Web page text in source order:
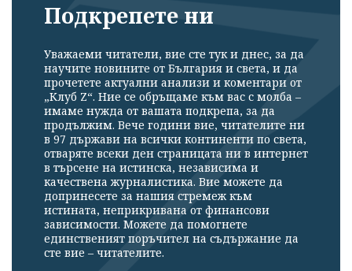
Подкрепете ни
Уважаеми читатели, вие сте тук и днес, за да
научите новините от България и света, и да
прочетете актуални анализи и коментари от
„Клуб Z“. Ние се обръщаме към вас с молба –
имаме нужда от вашата подкрепа, за да
продължим. Вече години вие, читателите ни
в 97 държави на всички континенти по света,
отваряте всеки ден страницата ни в интернет
в търсене на истинска, независима и
качествена журналистика. Вие можете да
допринесете за нашия стремеж към
истината, неприкривана от финансови
зависимости. Можете да помогнете
единственият поръчител на съдържание да
сте вие – читателите.